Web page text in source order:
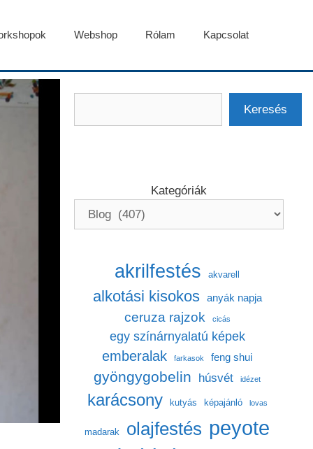
Webshop Rólam Kapcsolat
Keresés
Kategóriák
akrilfestés akvarell
alkotási kisokos anyák napja
ceruza rajzok cicás
egy színárnyalatú képek
emberalak farkasok feng shui
gyöngygobelin húsvét idézet
karácsony kutyás képajánló lovas
madarak olajfestés peyote